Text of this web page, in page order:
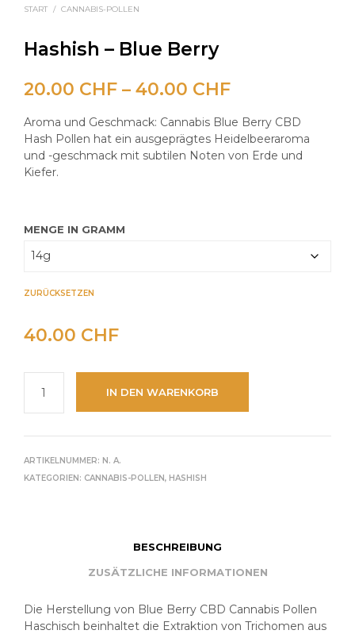
START / CANNABIS-POLLEN
Hashish – Blue Berry
20.00 CHF – 40.00 CHFPreisspanne:
20.00 CHF
bis
Aroma und Geschmack: Cannabis Blue Berry CBD
Hash Pollen hat ein ausgeprägtes Heidelbeeraroma
und -geschmack mit subtilen Noten von Erde und
Kiefer.
MENGE IN GRAMM
ZURÜCKSETZEN
40.00 CHF
IN DEN WARENKORB
ARTIKELNUMMER: N. A.
KATEGORIEN: CANNABIS-POLLEN, HASHISH
BESCHREIBUNG
ZUSÄTZLICHE INFORMATIONEN
Die Herstellung von Blue Berry CBD Cannabis Pollen
Haschisch beinhaltet die Extraktion von Trichomen aus